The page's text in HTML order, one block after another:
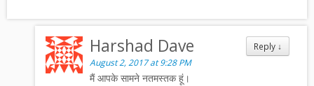
Reply ↓
Harshad Dave
August 2, 2017 at 9:28 PM
मैं आपके सामने नतमस्तक हूं।